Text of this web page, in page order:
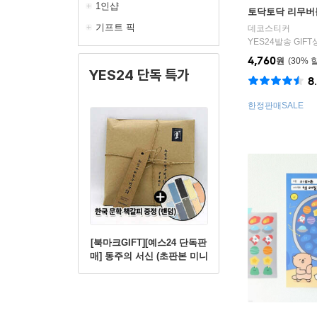
1인샵
기프트 픽
YES24 단독 특가
[북마크GIFT][예스24 단독판
매] 동주의 서신 (초판본 미니
토닥토닥 리무
데코스티커
YES24발송 GIFT
30%
4,760원
한정판매SALE